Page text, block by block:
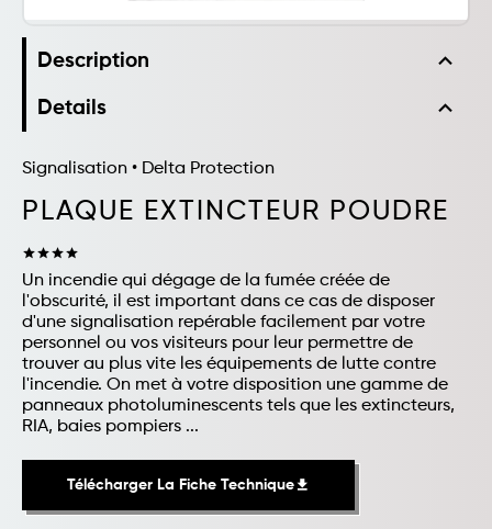
Description expand_less
Details expand_less
Signalisation • Delta Protection
PLAQUE EXTINCTEUR POUDRE
starstarstarstar
Un incendie qui dégage de la fumée créée de
l'obscurité, il est important dans ce cas de disposer
d'une signalisation repérable facilement par votre
personnel ou vos visiteurs pour leur permettre de
trouver au plus vite les équipements de lutte contre
l'incendie. On met à votre disposition une gamme de
panneaux photoluminescents tels que les extincteurs,
RIA, baies pompiers ...
Télécharger La Fiche Techniquefile_download